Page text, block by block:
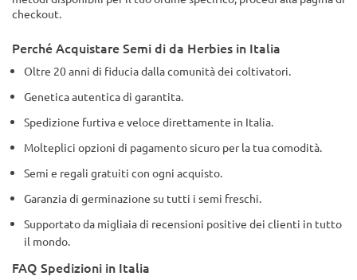
checkout.
Perché Acquistare Semi di da Herbies in Italia
Oltre 20 anni di fiducia dalla comunità dei coltivatori.
Genetica autentica di garantita.
Spedizione furtiva e veloce direttamente in Italia.
Molteplici opzioni di pagamento sicuro per la tua comodità.
Semi e regali gratuiti con ogni acquisto.
Garanzia di germinazione su tutti i semi freschi.
Supportato da migliaia di recensioni positive dei clienti in tutto
il mondo.
FAQ Spedizioni in Italia